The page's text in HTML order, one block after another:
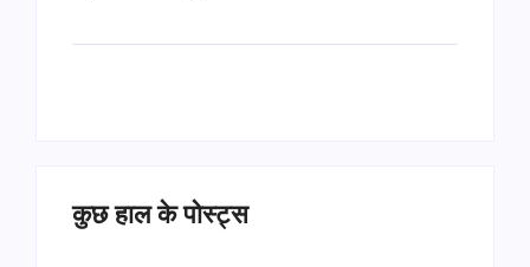
कुछ हाल के पोस्ट्स